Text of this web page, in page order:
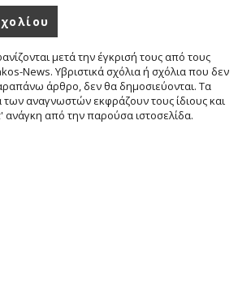
μετά την έγκρισή τους από τους
News. Υβριστικά σχόλια ή σχόλια που δεν
άρθρο, δεν θα δημοσιεύονται. Τα
των αναγνωστών εκφράζουν τους ίδιους και
ανάγκη από την παρούσα ιστοσελίδα.